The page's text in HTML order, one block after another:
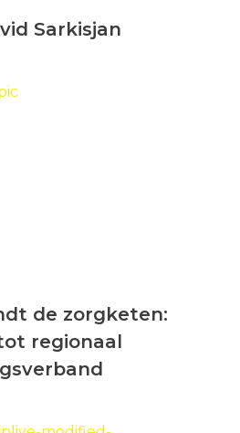
Sarkisjan
de zorgketen:
regionaal